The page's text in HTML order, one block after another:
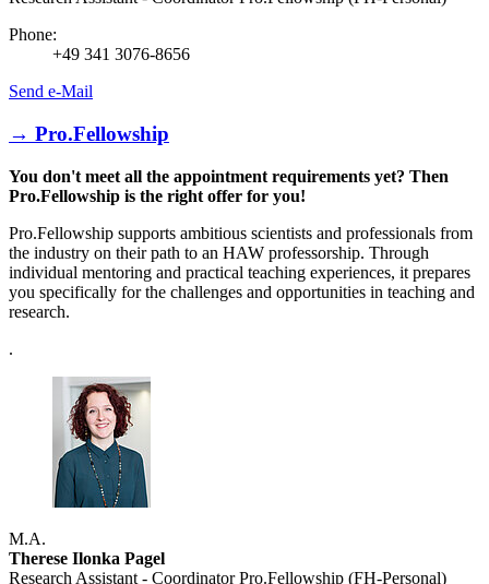
Phone:
+49 341 3076-8656
Send e-Mail
→ Pro.Fellowship
You don't meet all the appointment requirements yet? Then
Pro.Fellowship is the right offer for you!
Pro.Fellowship supports ambitious scientists and professionals from
the industry on their path to an HAW professorship. Through
individual mentoring and practical teaching experiences, it prepares
you specifically for the challenges and opportunities in teaching and
research.
.
M.A.
Therese Ilonka Pagel
Research Assistant - Coordinator Pro.Fellowship (FH-Personal)